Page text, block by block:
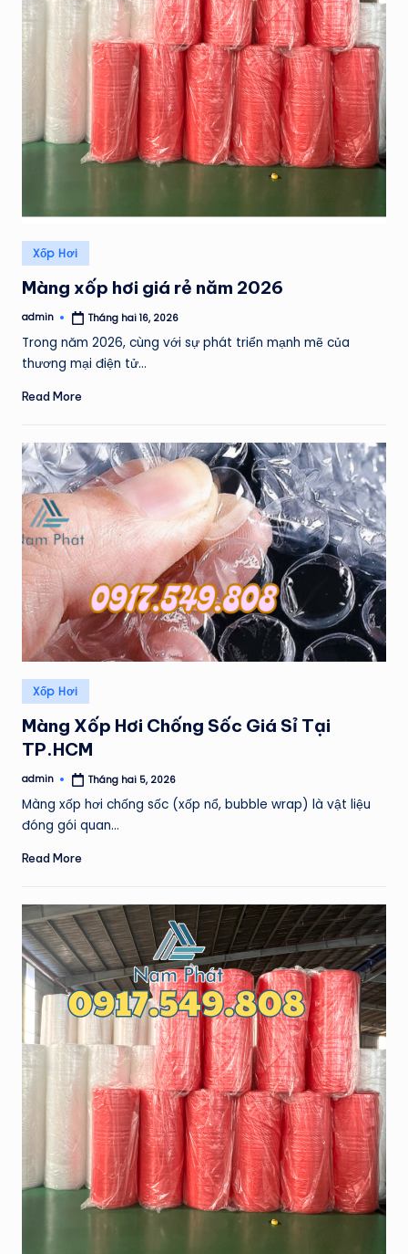
Á
T
Posted
in
Xốp Hơi
Màng xốp hơi giá rẻ năm 2026
Posted
admin Tháng hai 16, 2026
Trong năm 2026, cùng với sự phát triển mạnh mẽ của
thương mại điện tử…
Read More
Posted
in
Xốp Hơi
Màng Xốp Hơi Chống Sốc Giá Sỉ Tại
TP.HCM
Posted
admin Tháng hai 5, 2026
Màng xốp hơi chống sốc (xốp nổ, bubble wrap) là vật liệu
đóng gói quan…
Read More